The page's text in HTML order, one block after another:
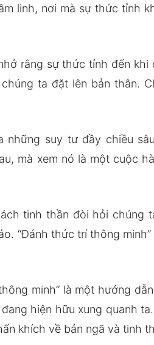
linh, nơi mà sự thức tỉnh
rằng sự thức tỉnh đến
ta đặt lên bản thân.
suy tư đầy chiều
mà xem nó là một cuộc
tinh thần đòi hỏi chúng
“Đánh thức trí thông
minh” là một hướng
hiện hữu xung quanh
khích về bản ngã và tinh